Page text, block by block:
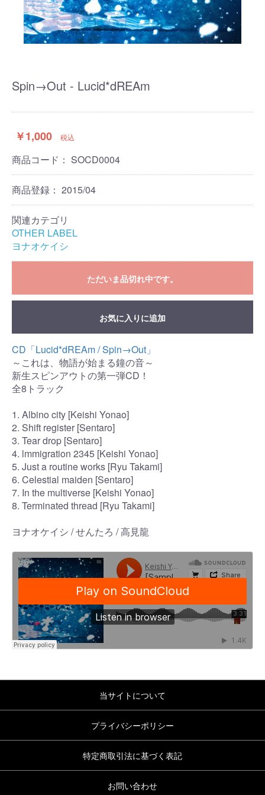
Spin→Out - Lucid*dREAm
￥1,000 税込
商品コード： SOCD0004
商品登録： 2015/04
関連カテゴリ
OTHER LABEL
ヨナオケイシ
ただいま品切れ中です。
お気に入りに追加
CD「Lucid*dREAm / Spin→Out」
～これは、物語が始まる鐘の音～
新生スピンアウトの第一弾CD！
全8トラック
1. Albino city [Keishi Yonao]
2. Shift register [Sentaro]
3. Tear drop [Sentaro]
4. lmmigration 2345 [Keishi Yonao]
5. Just a routine works [Ryu Takami]
6. Celestial maiden [Sentaro]
7. In the multiverse [Keishi Yonao]
8. Terminated thread [Ryu Takami]
ヨナオケイシ / せんたろ / 高見龍
当サイトについて
プライバシーポリシー
特定商取引法に基づく表記
お問い合わせ